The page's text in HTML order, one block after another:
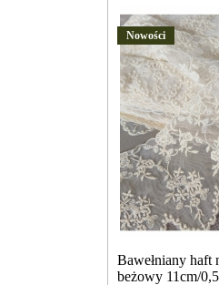
Nowości
Bawełniany haft
beżowy 11cm/